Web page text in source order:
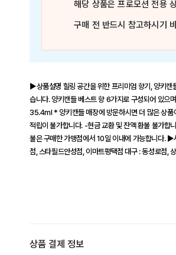
해당 상품은프로모션 전용
구매 전 반드시 참고하시기
▶상품설명 힐링 공간을 위한 프리미엄 향기, 양키
습니다. 양키캔들 베스트 향 6가지로 구성되어 있으
35.4ml * 양키캔들 매장에 방문하시면 더 많은 상
적립이 불가합니다. -현금 교환 및 잔액 환불 불가합
불은 구매한 가맹점에서 10일 이내에 가능합니다. ▶
점, 스타필드안성점, 이마트평택점 대구 : 동성로점,
상품 결제 정보